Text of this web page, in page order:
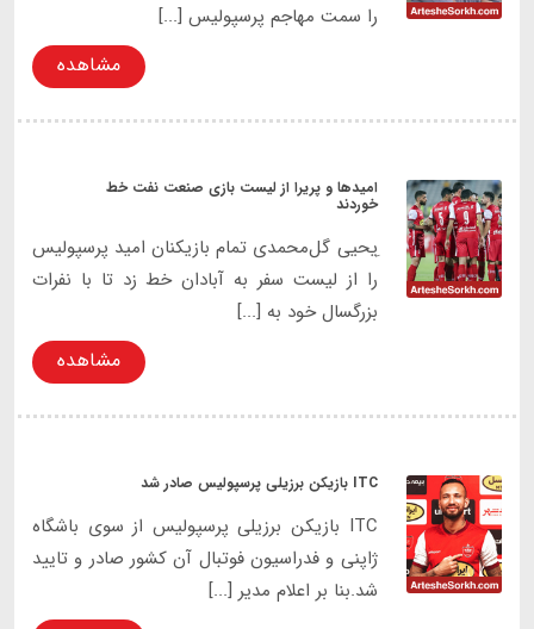
را سمت مهاجم پرسپولیس [...]
مشاهده
امیدها و پریرا از لیست بازی صنعت نفت خط
خوردند
ِیحیی گل‌محمدی تمام بازیکنان امید پرسپولیس
را از لیست سفر به آبادان خط زد تا با نفرات
بزرگسال خود به [...]
مشاهده
ITC بازیکن برزیلی پرسپولیس صادر شد
ITC بازیکن برزیلی پرسپولیس از سوی باشگاه
ژاپنی و فدراسیون فوتبال آن کشور صادر و تایید
شد.بنا بر اعلام مدیر [...]